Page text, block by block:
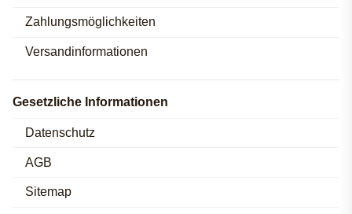
Zahlungsmöglichkeiten
Versandinformationen
Gesetzliche Informationen
Datenschutz
AGB
Sitemap